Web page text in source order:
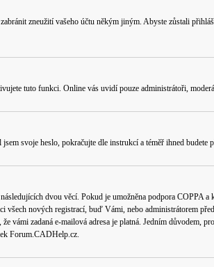
zneužití vašeho účtu někým jiným. Abyste zůstali
tuto funkci. Online vás uvidí pouze administrátoři,
jsem svoje heslo, pokračujte dle instrukcí a téměř ihned budete
dvou věcí. Pokud je umožněna podpora COPPA
nových registrací, buď Vámi, nebo administrátorem
vámi zadaná e-mailová adresa je platná. Jedním důvodem,
Forum.CADHelp.cz.